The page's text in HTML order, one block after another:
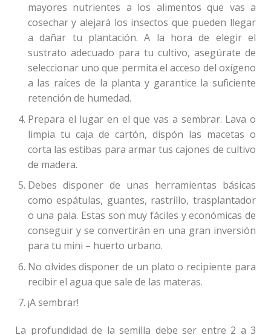
mayores nutrientes a los alimentos que vas a
cosechar y alejará los insectos que pueden llegar
a dañar tu plantación. A la hora de elegir el
sustrato adecuado para tu cultivo, asegúrate de
seleccionar uno que permita el acceso del oxígeno
a las raíces de la planta y garantice la suficiente
retención de humedad.
Prepara el lugar en el que vas a sembrar. Lava o
limpia tu caja de cartón, dispón las macetas o
corta las estibas para armar tus cajones de cultivo
de madera.
Debes disponer de unas herramientas básicas
como espátulas, guantes, rastrillo, trasplantador
o una pala. Estas son muy fáciles y económicas de
conseguir y se convertirán en una gran inversión
para tu mini – huerto urbano.
No olvides disponer de un plato o recipiente para
recibir el agua que sale de las materas.
¡A sembrar!
La profundidad de la semilla debe ser entre 2 a 3